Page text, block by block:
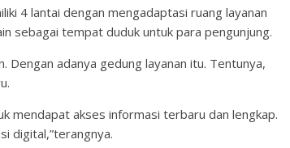
4 lantai dengan mengadaptasi ruang layanan
sebagai tempat duduk untuk para pengunjung.
Dengan adanya gedung layanan itu. Tentunya,
mendapat akses informasi terbaru dan lengkap.
digital,”terangnya.